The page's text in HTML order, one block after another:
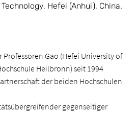
Hefei (Anhui), China.
Gao (Hefei University of
Heilbronn) seit 1994
der beiden Hochschulen
gegenseitiger